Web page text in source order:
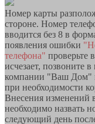
Номер карты
стороне. Номер
вводится без 8 в
появления ошибки
телефона" проверьте
исчезает, позвоните
компании "Ваш Дом"
при необходимости
Внесения изменений
необходимо назвать
следующий день